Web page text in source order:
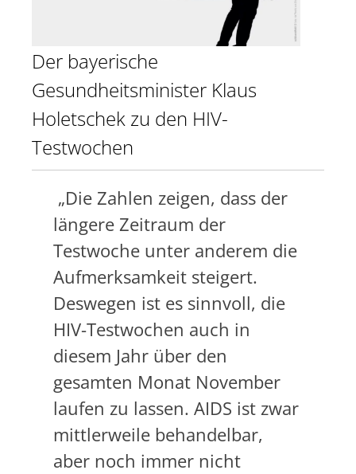
Der bayerische
Gesundheitsminister Klaus
Holetschek zu den HIV-
Testwochen
„Die Zahlen zeigen, dass der
längere Zeitraum der
Testwoche unter anderem die
Aufmerksamkeit steigert.
Deswegen ist es sinnvoll, die
HIV-Testwochen auch in
diesem Jahr über den
gesamten Monat November
laufen zu lassen. AIDS ist zwar
mittlerweile behandelbar,
aber noch immer nicht